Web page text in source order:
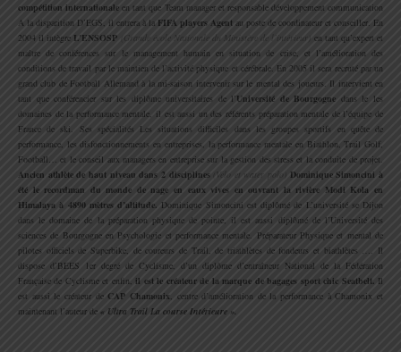
compétition internationale en tant que Team manager et responsable développement communication
A la disparition D’EGS, il entrera à la FIFA players Agent au poste de coordinateur et conseiller. En
2004 il intègre L’ENSOSP (Grande école Nationale du Ministère de l’intérieur) en tant qu’expert et
maître de conférences sur le management humain en situation de crise, et l’amélioration des
conditions de travail par le maintien de l’activité physique et cérébrale. En 2005 il sera recruté par un
grand club de Football Allemand à la mi-saison intervenir sur le mental des joueurs. Il intervient en
tant que conférencier sur les diplôme universitaires de l’Université de Bourgogne dans le les
domaines de la performance mentale, il est aussi un des référents préparation mentale de l’équipe de
France de ski. Ses spécialités Les situations difficiles dans les groupes sportifs en quête de
performance, les disfonctionnements en entreprises, la performance mentale en Biathlon, Trail Golf,
Football… et le conseil aux managers en entreprise sur la gestion des stress et la conduite de projet.
Ancien athlète de haut niveau dans 2 disciplines (Vélo et water polo) Dominique Simoncini à
été le recordman du monde de nage en eaux vives en ouvrant la rivière Modi Kola en
Himalaya à 4890 mètres d’altitude. Dominique Simoncini est diplômé de L’université se Dijon
dans le domaine de la préparation physique de pointe, il est aussi diplômé de l’Université des
sciences de Bourgogne en Psychologie et performance mentale. Préparateur Physique et mental de
pilotes officiels de Superbike, de coureurs de Trail, de triathlètes de fondeurs et biathlètes …. Il
dispose d’BEES 1er degré de Cyclisme, d’un diplôme d’entraîneur National de la Fédération
Française de Cyclisme et enfin, il est le créateur de la marque de bagages sport chic Seatbelt. Il
est aussi le créateur deCAP Chamonix, centre d’amélioration de la performance à Chamonix et
maintenant l’auteur de « Ultra Trail La course Intérieure ».